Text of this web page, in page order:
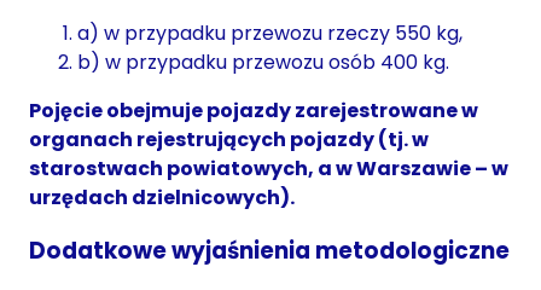
a) w przypadku przewozu rzeczy 550 kg,
b) w przypadku przewozu osób 400 kg.
Pojęcie obejmuje pojazdy zarejestrowane w
organach rejestrujących pojazdy (tj. w
starostwach powiatowych, a w Warszawie – w
urzędach dzielnicowych).
Dodatkowe wyjaśnienia metodologiczne